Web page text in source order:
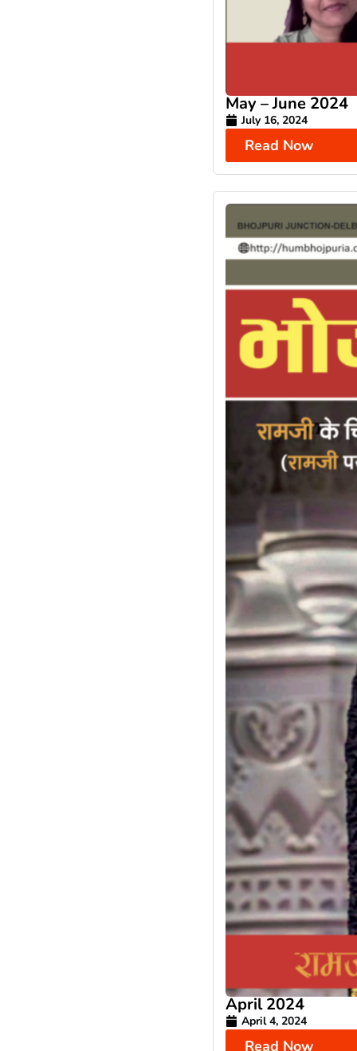
May – June 2024
July 16, 2024
Read Now
April 2024
April 4, 2024
Read Now